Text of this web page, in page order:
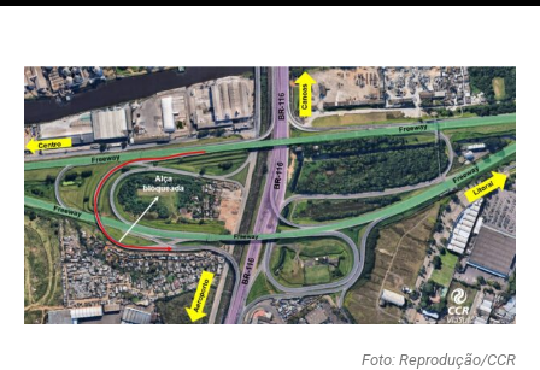
Foto: Reprodução/CCR